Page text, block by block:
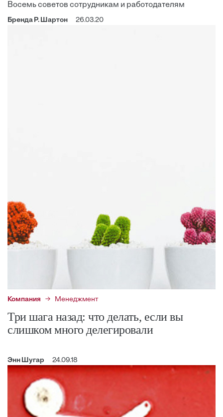
Восемь советов сотрудникам и работодателям
Бренда Р. Шартон 26.03.20
Компания Менеджмент
Три шага назад: что делать, если вы
слишком много делегировали
Энн Шугар 24.09.18